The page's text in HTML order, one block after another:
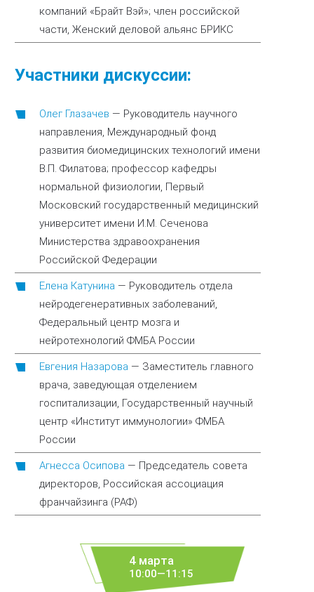
компаний «Брайт Вэй»; член российской
части, Женский деловой альянс БРИКС
Участники дискуссии:
Олег Глазачев — Руководитель научного
направления, Международный фонд
развития биомедицинских технологий имени
В.П. Филатова; профессор кафедры
нормальной физиологии, Первый
Московский государственный медицинский
университет имени И.М. Сеченова
Министерства здравоохранения
Российской Федерации
Елена Катунина — Руководитель отдела
нейродегенеративных заболеваний,
Федеральный центр мозга и
нейротехнологий ФМБА России
Евгения Назарова — Заместитель главного
врача, заведующая отделением
госпитализации, Государственный научный
центр «Институт иммунологии» ФМБА
России
Агнесса Осипова — Председатель совета
директоров, Российская ассоциация
франчайзинга (РАФ)
4 марта
10:00—11:15